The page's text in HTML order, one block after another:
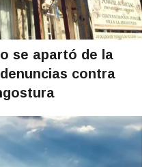
se apartó de la
contra